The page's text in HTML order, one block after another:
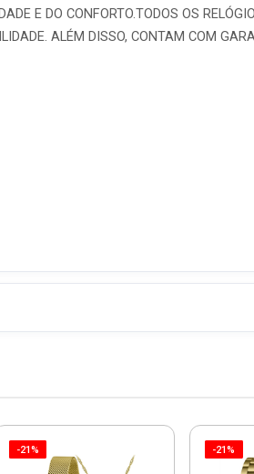
E DO CONFORTO.TODOS OS
ALÉM DISSO, CONTAM COM
-21% -21%